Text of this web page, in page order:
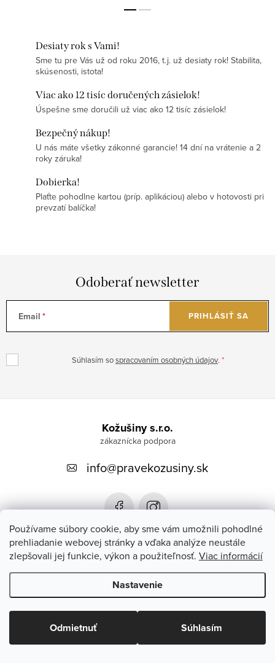
Používame súbory cookie, aby sme vám umožnili pohodlné
prehliadanie webovej stránky a vďaka analýze neustále
zlepšovali jej funkcie, výkon a použiteľnosť. Viac informácií
Nastavenie
Odmietnuť Súhlasím
Desiaty rok s Vami!
Sme tu pre Vás už od roku 2016, t.j. už desiaty rok! Stabilita,
skúsenosti, istota!
Viac ako 12 tisíc doručených zásielok!
Úspešne sme doručili už viac ako 12 tisíc zásielok!
Bezpečný nákup!
U nás máte všetky zákonné garancie! 14 dní na vrátenie a 2
roky záruka!
Dobierka!
Plaťte pohodlne kartou (príp. aplikáciou) alebo v hotovosti pri
prevzatí balíčka!
Odoberať newsletter
Email
Súhlasím sospracovaním osobných údajov.
PRIHLÁSIŤ SA
i
Kožušiny s.r.o.
info@pravekozusiny.sk
Zákaznícky servis
Copyright 2026#PRAVEKOZUSINY.SK#. Všetky práva vyhradené.
Upraviť nastavenie cookies